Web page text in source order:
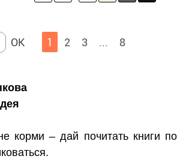
1 2 3 ... 8
корми – дай почитать книги по